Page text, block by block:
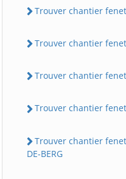
Trouver chantier
Trouver chantier
Trouver chantier
Trouver chantier
Trouver chantier
DE-BERG